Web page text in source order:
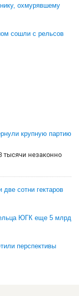
охмурявшему
сошли с рельсов
крупную партию
тысячи незаконно
две сотни гектаров
ЮГК еще 5 млрд
перспективы